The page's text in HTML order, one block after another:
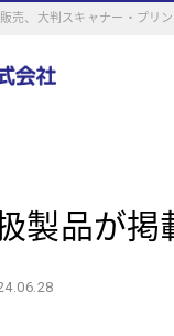
売、大判スキャナー・プリ
製品が掲